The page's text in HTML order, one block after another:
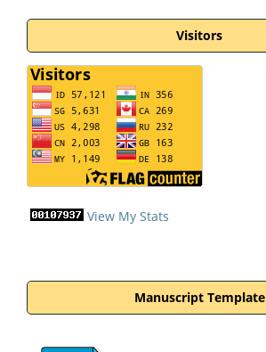
Visitors
View My Stats
Manuscript Template